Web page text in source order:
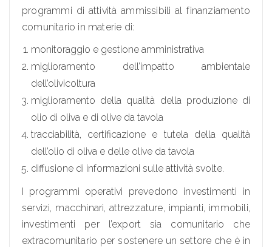
programmi di attività ammissibili al finanziamento
comunitario in materie di:
monitoraggio e gestione amministrativa
miglioramento dell’impatto ambientale
dell’olivicoltura
miglioramento della qualità della produzione di
olio di oliva e di olive da tavola
tracciabilità, certificazione e tutela della qualità
dell’olio di oliva e delle olive da tavola
diffusione di informazioni sulle attività svolte.
I programmi operativi prevedono investimenti in
servizi, macchinari, attrezzature, impianti, immobili,
investimenti per l’export sia comunitario che
extracomunitario per sostenere un settore che è in